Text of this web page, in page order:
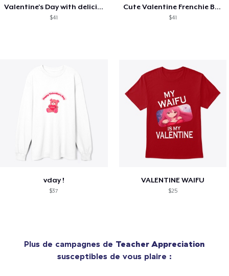
Valentine's Day with delicious food
$41
Cute Valentine Frenchie Bulldog
$41
vday !
$37
VALENTINE WAIFU
$25
Plus de campagnes de Teacher Appreciation
susceptibles de vous plaire :